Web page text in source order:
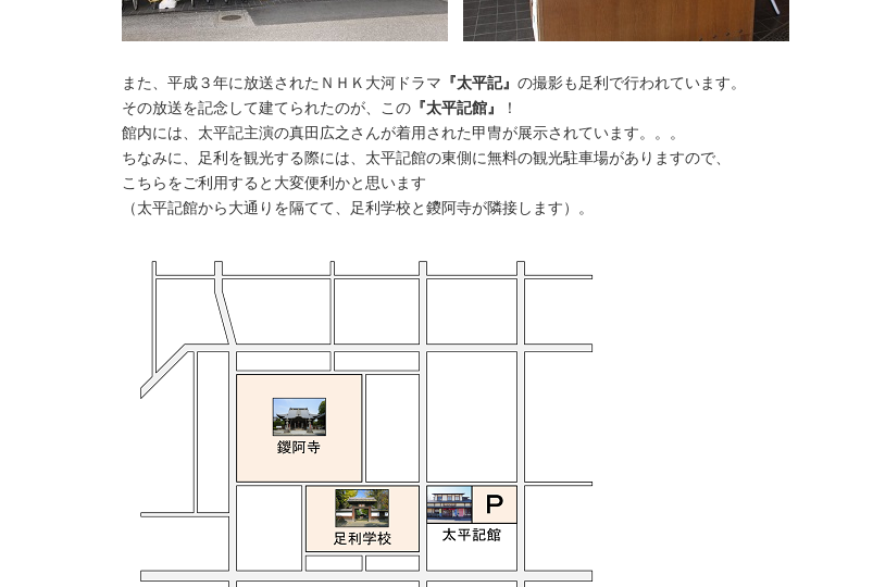
また、平成３年に放送されたＮＨＫ大河ドラマ 『太平記』 の撮影も足利で行われています。
その放送を記念して建てられたのが、この 『太平記館』
！
館内には、太平記主演の真田広之さんが着用された甲冑が展示されています。。。
ちなみに、足利を観光する際には、太平記館の東側に無料の観光駐車場がありますので、
こちらをご利用すると大変便利かと思います
（太平記館から大通りを隔てて、足利学校と鑁阿寺が隣接します）。